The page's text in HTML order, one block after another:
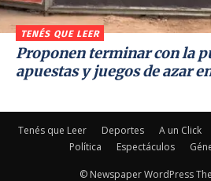
TENÉS QUE LEER
Proponen terminar con la
apuestas y juegos de azar
Tenés que Leer Deportes A un Click
Política
Espectáculos
© Newspaper WordPress